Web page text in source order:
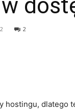
2
hostingu, dlatego